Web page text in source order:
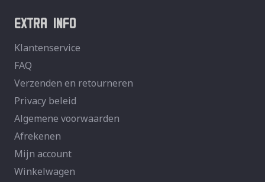
EXTRA INFO
Klantenservice
FAQ
Verzenden en retourneren
Privacy beleid
Algemene voorwaarden
Afrekenen
Mijn account
Winkelwagen